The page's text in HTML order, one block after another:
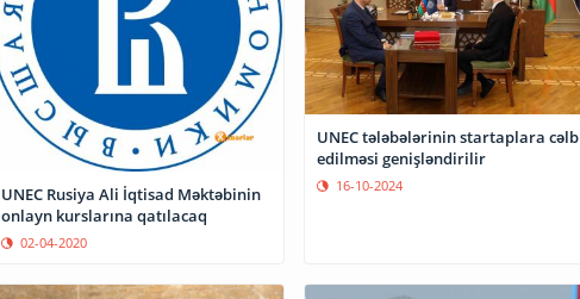
UNEC Rusiya Ali İqtisad Məktəbinin
onlayn kurslarına qatılacaq
02-04-2020
UNEC tələbələrinin startaplara cəlb
edilməsi genişləndirilir
16-10-2024